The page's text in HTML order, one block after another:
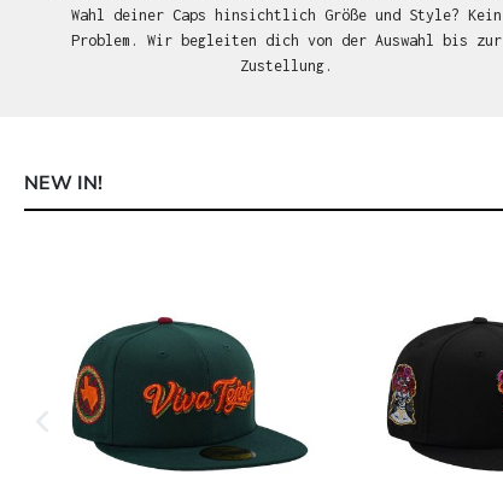
Wahl deiner Caps hinsichtlich Größe und Style? Kein
Problem. Wir begleiten dich von der Auswahl bis zur
Zustellung.
NEW IN!